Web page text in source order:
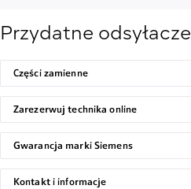
Przydatne odsyłacze
Części zamienne
Zarezerwuj technika online
Gwarancja marki Siemens
Kontakt i informacje